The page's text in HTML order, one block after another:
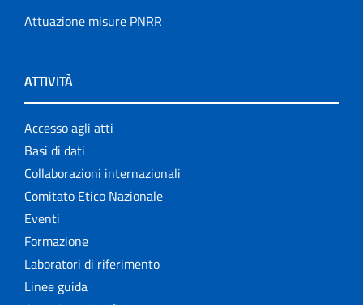
Attuazione misure PNRR
ATTIVITÀ
Accesso agli atti
Basi di dati
Collaborazioni internazionali
Comitato Etico Nazionale
Eventi
Formazione
Laboratori di riferimento
Linee guida